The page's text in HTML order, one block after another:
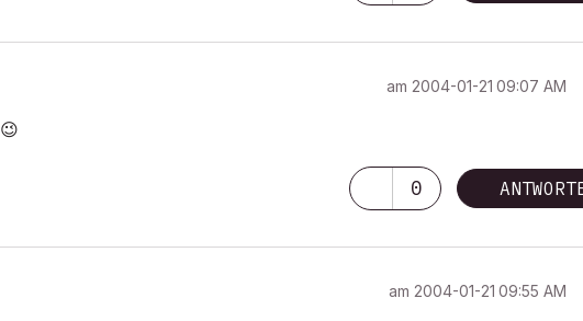
am ‎2004-01-21 09:07 AM
😉
0
am ‎2004-01-21 09:55 AM